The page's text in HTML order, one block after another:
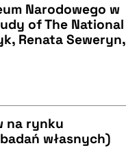
Narodowego w
of The National
Renata Seweryn,
na rynku
własnych)